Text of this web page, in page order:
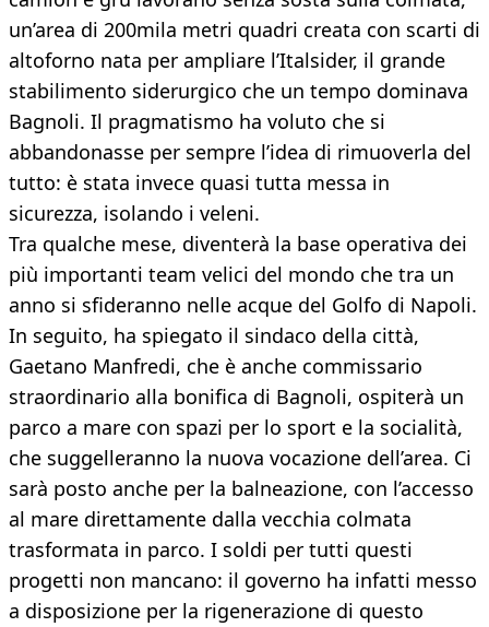
un’area di 200mila metri quadri creata con scarti di
altoforno nata per ampliare l’Italsider, il grande
stabilimento siderurgico che un tempo dominava
Bagnoli. Il pragmatismo ha voluto che si
abbandonasse per sempre l’idea di rimuoverla del
tutto: è stata invece quasi tutta messa in
sicurezza, isolando i veleni.
Tra qualche mese, diventerà la base operativa dei
più importanti team velici del mondo che tra un
anno si sfideranno nelle acque del Golfo di Napoli.
In seguito, ha spiegato il sindaco della città,
Gaetano Manfredi, che è anche commissario
straordinario alla bonifica di Bagnoli, ospiterà un
parco a mare con spazi per lo sport e la socialità,
che suggelleranno la nuova vocazione dell’area. Ci
sarà posto anche per la balneazione, con l’accesso
al mare direttamente dalla vecchia colmata
trasformata in parco. I soldi per tutti questi
progetti non mancano: il governo ha infatti messo
a disposizione per la rigenerazione di questo